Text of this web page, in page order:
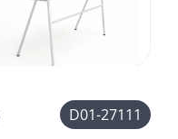
D01-27111